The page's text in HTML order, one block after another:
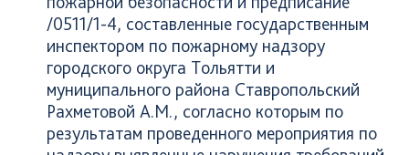
/0511/1-4, составленные государственным
инспектором по пожарному надзору
городского округа Тольятти и
муниципального района Ставропольский
Рахметовой А.М., согласно которым по
результатам проведенного мероприятия по